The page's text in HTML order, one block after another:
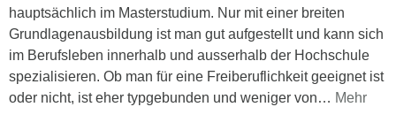
hauptsächlich im Masterstudium. Nur mit einer breiten
Grundlagenausbildung ist man gut aufgestellt und kann sich
im Berufsleben innerhalb und ausserhalb der Hochschule
spezialisieren. Ob man für eine Freiberuflichkeit geeignet ist
oder nicht, ist eher typgebunden und weniger von… Mehr